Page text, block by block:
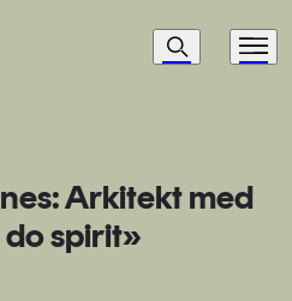
Navigasjon
Søk Meny
Arkitekt med
spirit»